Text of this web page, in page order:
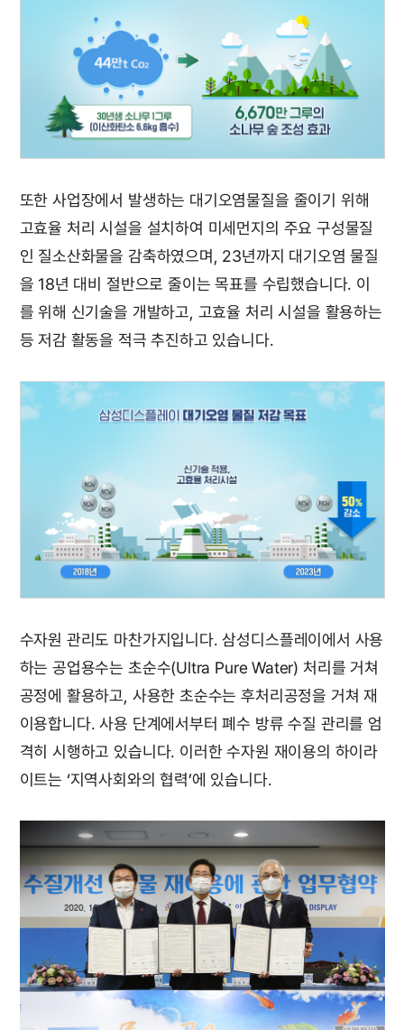
또한 사업장에서 발생하는 대기오염물질을 줄이기 위해
고효율 처리 시설을 설치하여 미세먼지의 주요 구성물질
인 질소산화물을 감축하였으며, 23년까지 대기오염 물질
을 18년 대비 절반으로 줄이는 목표를 수립했습니다. 이
를 위해 신기술을 개발하고, 고효율 처리 시설을 활용하는
등 저감 활동을 적극 추진하고 있습니다.
수자원 관리도 마찬가지입니다. 삼성디스플레이에서 사용
하는 공업용수는 초순수(Ultra Pure Water) 처리를 거쳐
공정에 활용하고, 사용한 초순수는 후처리공정을 거쳐 재
이용합니다. 사용 단계에서부터 폐수 방류 수질 관리를 엄
격히 시행하고 있습니다. 이러한 수자원 재이용의 하이라
이트는 ‘지역사회와의 협력’에 있습니다.